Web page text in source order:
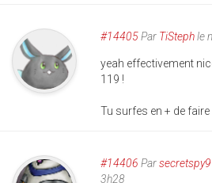
#14405Par TiStephle
yeah effectivement
119 !
Tu surfes en + de
#14406 Par
3h28